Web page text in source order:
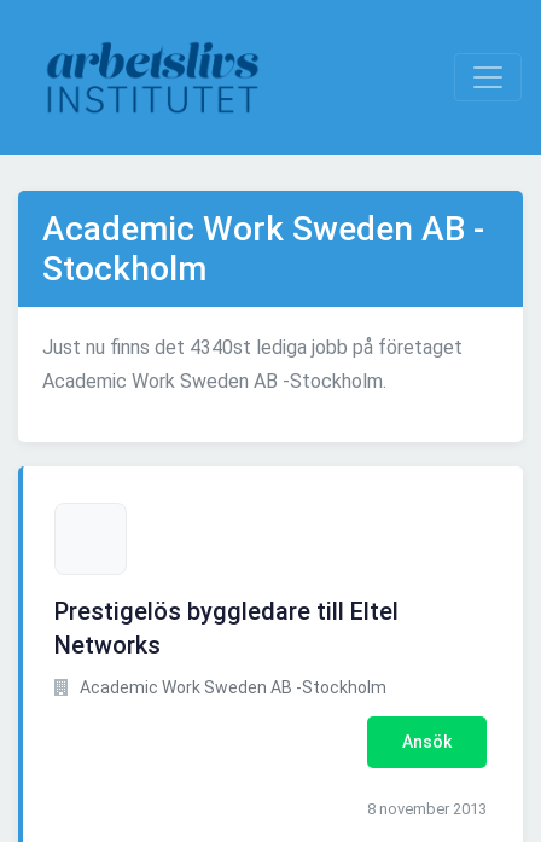
Academic Work Sweden AB -
Stockholm
Just nu finns det 4340st lediga jobb på företaget
Academic Work Sweden AB -Stockholm.
Prestigelös byggledare till Eltel
Networks
Academic Work Sweden AB -Stockholm
Ansök
8 november 2013